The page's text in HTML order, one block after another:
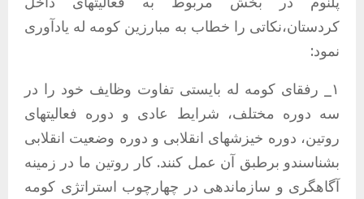
کردستان،نکاتی را خطاب به مبارزین کومه له یادآوری
نمود:
١_ رفقای کومه له بایستی تفاوت وظایف خود را در
سه دوره مختلف، شرایط عادی و دوره فعالیتهای
روتین، دوره خیزشهای انقلابی و دوره وضعیت انقلابی
بشناسندو برطبق آن عمل کنند. کار روتین ما در زمینه
آگاهگری و سازماندهی در چهارچوب استراتژی کومه